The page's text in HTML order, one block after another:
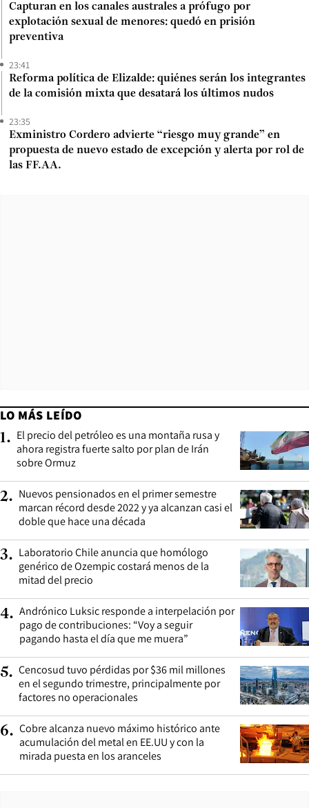
Capturan en los canales australes a prófugo por
explotación sexual de menores: quedó en prisión
preventiva
23:41
Reforma política de Elizalde: quiénes serán los integrantes
de la comisión mixta que desatará los últimos nudos
23:35
Exministro Cordero advierte “riesgo muy grande” en
propuesta de nuevo estado de excepción y alerta por rol de
las FF.AA.
LO MÁS LEÍDO
1. El precio del petróleo es una montaña rusa y
ahora registra fuerte salto por plan de Irán
sobre Ormuz
2. Nuevos pensionados en el primer semestre
marcan récord desde 2022 y ya alcanzan casi el
doble que hace una década
3. Laboratorio Chile anuncia que homólogo
genérico de Ozempic costará menos de la
mitad del precio
4. Andrónico Luksic responde a interpelación por
pago de contribuciones: “Voy a seguir
pagando hasta el día que me muera”
5. Cencosud tuvo pérdidas por $36 mil millones
en el segundo trimestre, principalmente por
factores no operacionales
6. Cobre alcanza nuevo máximo histórico ante
acumulación del metal en EE.UU y con la
mirada puesta en los aranceles